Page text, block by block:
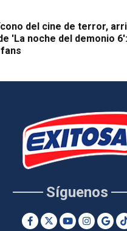
del cine de terror,
'La noche del demonio
Síguenos